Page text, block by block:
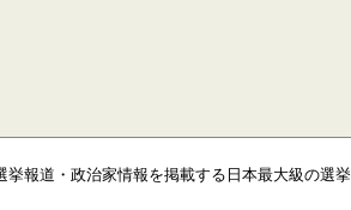
報道・政治家情報を掲載する日本最大級の選